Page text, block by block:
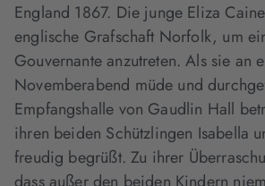
England 1867. Die junge Eliza
englische Grafschaft Norfolk, um
Gouvernante anzutreten. Als sie an
Novemberabend müde und
Empfangshalle von Gaudlin Hall
ihren beiden Schützlingen Isabella
freudig begrüßt. Zu ihrer